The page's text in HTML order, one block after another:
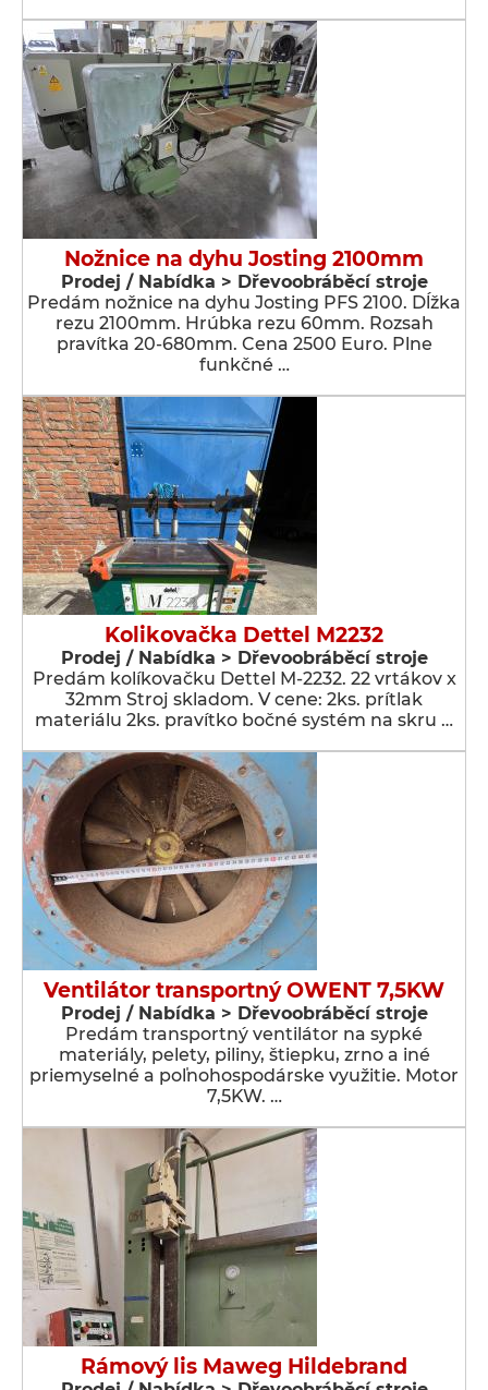
Nožnice na dyhu Josting 2100mm
Prodej / Nabídka > Dřevoobráběcí stroje
Predám nožnice na dyhu Josting PFS 2100. Dĺžka
rezu 2100mm. Hrúbka rezu 60mm. Rozsah
pravítka 20-680mm. Cena 2500 Euro. Plne
funkčné …
Kolikovačka Dettel M2232
Prodej / Nabídka > Dřevoobráběcí stroje
Predám kolíkovačku Dettel M-2232. 22 vrtákov x
32mm Stroj skladom. V cene: 2ks. prítlak
materiálu 2ks. pravítko bočné systém na skru …
Ventilátor transportný OWENT 7,5KW
Prodej / Nabídka > Dřevoobráběcí stroje
Predám transportný ventilátor na sypké
materiály, pelety, piliny, štiepku, zrno a iné
priemyselné a poľnohospodárske využitie. Motor
7,5KW. …
Rámový lis Maweg Hildebrand